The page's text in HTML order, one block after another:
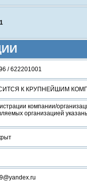
/ 622201001
К КРУПНЕЙШИМ
компании/
организацией